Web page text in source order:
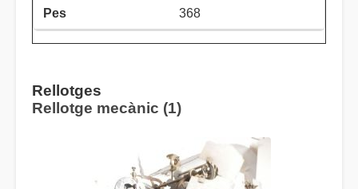
368
Rellotges
Rellotge mecànic (1)